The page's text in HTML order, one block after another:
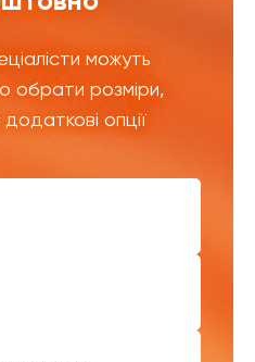
можуть
обрати розміри,
опції